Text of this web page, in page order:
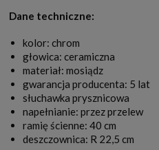
Dane techniczne:
kolor: chrom
głowica: ceramiczna
materiał: mosiądz
gwarancja producenta: 5 lat
słuchawka prysznicowa
napełnianie: przez przelew
ramię ścienne: 40 cm
deszczownica: R 22,5 cm